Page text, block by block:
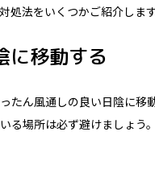
処法をいくつかご紹介します
に移動する
たん風通しの良い日陰に移
る場所は必ず避けましょう。